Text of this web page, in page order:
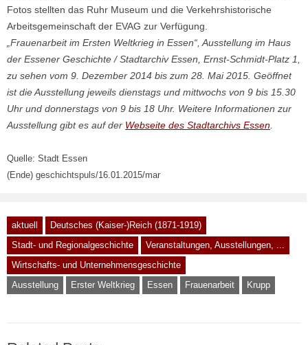
Fotos stellten das Ruhr Museum und die Verkehrshistorische
Arbeitsgemeinschaft der EVAG zur Verfügung.
„Frauenarbeit im Ersten Weltkrieg in Essen“, Ausstellung im Haus
der Essener Geschichte / Stadtarchiv Essen, Ernst-Schmidt-Platz 1,
zu sehen vom 9. Dezember 2014 bis zum 28. Mai 2015. Geöffnet
ist die Ausstellung jeweils dienstags und mittwochs von 9 bis 15.30
Uhr und donnerstags von 9 bis 18 Uhr. Weitere Informationen zur
Ausstellung gibt es auf der Webseite des Stadtarchivs Essen
Quelle: Stadt Essen
(Ende) geschichtspuls/16.01.2015/mar
aktuell
Deutsches (Kaiser-)Reich (1871-1919)
Stadt- und Regionalgeschichte
Veranstaltungen, Ausstellungen, ...
Wirtschafts- und Unternehmensgeschichte
Ausstellung
Erster Weltkrieg Essen Frauenarbeit Krupp